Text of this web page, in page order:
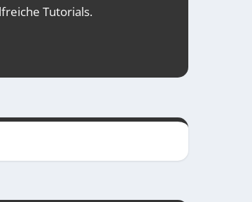
Tutorials.